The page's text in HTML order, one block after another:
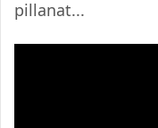
pillanat...